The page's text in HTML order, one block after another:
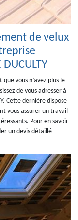
de velux
vous n’avez plus le
de vous adresser à
Cette dernière dispose
vous assurer un travail
Pour en savoir
un devis détaillé